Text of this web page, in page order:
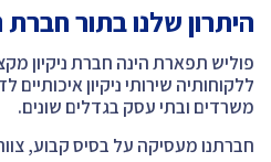
היתרון שלנו בתור חברת
פוליש תפארת הינה חברת ניקיון
ללקוחותיה שירותי ניקיון איכותיים
משרדים ובתי עסק בגדלים שונים.
חברתנו מעסיקה על בסיס קבוע,